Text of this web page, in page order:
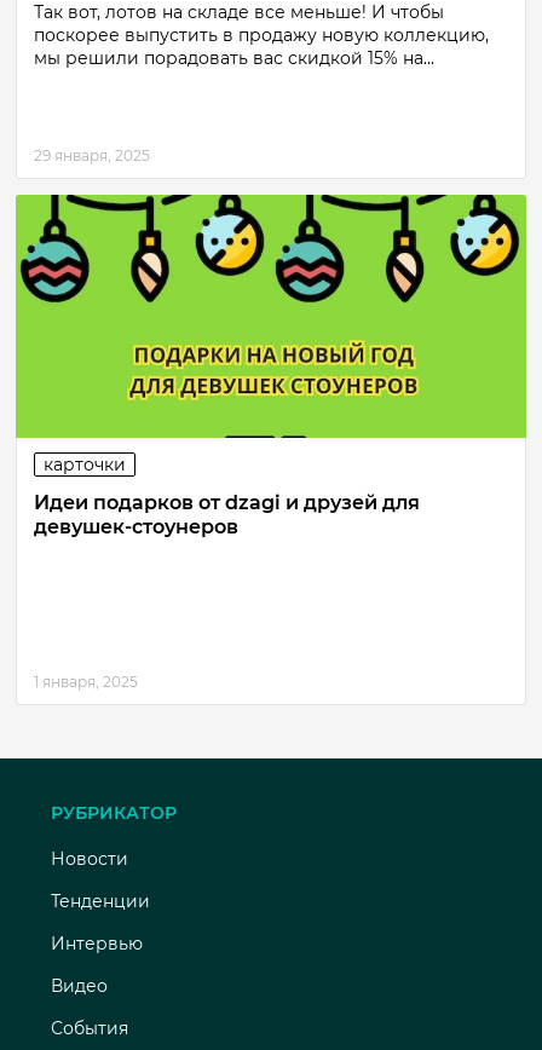
Так вот, лотов на складе все меньше! И чтобы
поскорее выпустить в продажу новую коллекцию,
мы решили порадовать вас скидкой 15% на...
29 января, 2025
карточки
Идеи подарков от dzagi и друзей для
девушек-стоунеров
1 января, 2025
РУБРИКАТОР
Новости
Тенденции
Интервью
Видео
События